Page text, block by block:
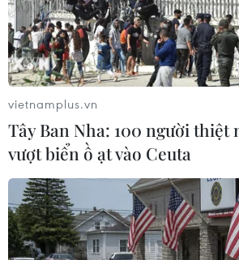
Cổng vào một đền thờ tại Kanazawa,
bị đổ sập sau động đất ngày 1/1/2024.
vietnamplus.vn
Tây Ban Nha: 100 người thiệt
vượt biển ồ ạt vào Ceuta